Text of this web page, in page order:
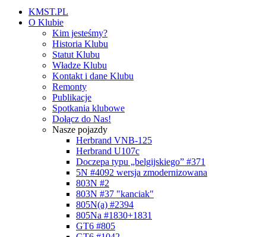
KMST.PL
O Klubie
Kim jesteśmy?
Historia Klubu
Statut Klubu
Władze Klubu
Kontakt i dane Klubu
Remonty
Publikacje
Spotkania klubowe
Dołącz do Nas!
Nasze pojazdy
Herbrand VNB-125
Herbrand U107c
Doczepa typu „belgijskiego” #371
5N #4092 wersja zmodernizowana
803N #2
803N #37 "kanciak"
805N(a) #2394
805Na #1830+1831
GT6 #805